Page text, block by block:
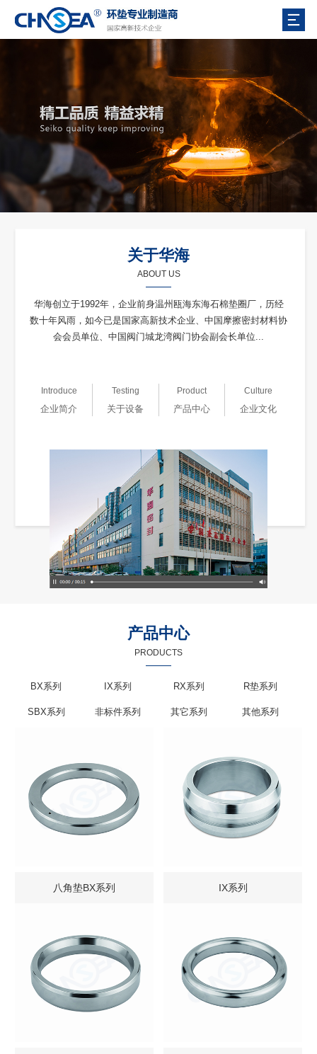
关于华海
ABOUT US
华海创立于1992年，企业前身温州瓯海东海石棉垫圈厂，历经
数十年风雨，如今已是国家高新技术企业、中国摩擦密封材料协
会会员单位、中国阀门城龙湾阀门协会副会长单位...
Introduce
企业简介
Testing
关于设备
Product
产品中心
Culture
企业文化
产品中心
PRODUCTS
BX系列 IX系列 RX系列 R垫系列
SBX系列 非标件系列 其它系列 其他系列
八角垫BX系列 IX系列